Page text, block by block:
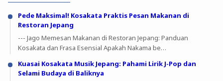
Pede Maksimal! Kosakata Praktis Pesan Makanan di
Restoran Jepang
--- Jago Memesan Makanan di Restoran Jepang: Panduan
Kosakata dan Frasa Esensial Apakah Nakama be…
Kuasai Kosakata Musik Jepang: Pahami Lirik J-Pop dan
Selami Budaya di Baliknya